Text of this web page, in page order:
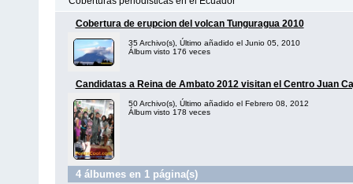
Cobertura de erupcion del volcan Tunguragua 2010
35 Archivo(s), Último añadido el Junio 05, 2010
Álbum visto 176 veces
Candidatas a Reina de Ambato 2012 visitan el Centro Juan
50 Archivo(s), Último añadido el Febrero 08, 2012
Álbum visto 178 veces
4 álbumes en 1 página(s)